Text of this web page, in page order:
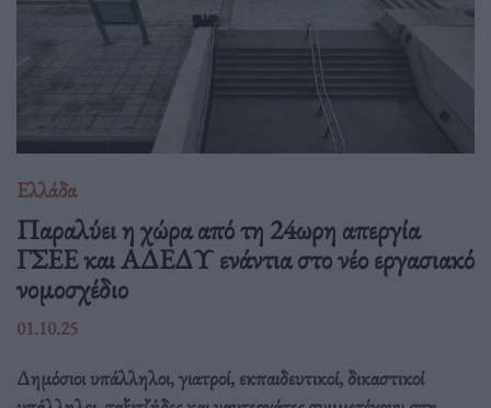
Ελλάδα
Παραλύει η χώρα από τη 24ωρη απεργία
ΓΣΕΕ και ΑΔΕΔΥ ενάντια στο νέο εργασιακό
νομοσχέδιο
01.10.25
Δημόσιοι υπάλληλοι, γιατροί, εκπαιδευτικοί, δικαστικοί